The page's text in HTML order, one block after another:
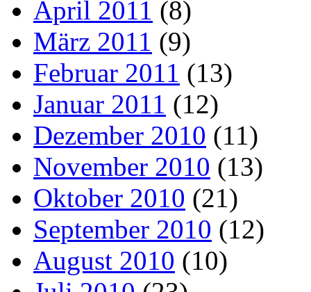
April 2011 (8)
März 2011 (9)
Februar 2011 (13)
Januar 2011 (12)
Dezember 2010 (11)
November 2010 (13)
Oktober 2010 (21)
September 2010 (12)
August 2010 (10)